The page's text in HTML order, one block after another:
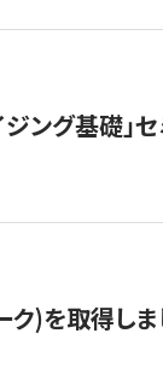
ング基礎」
ク)を取得し